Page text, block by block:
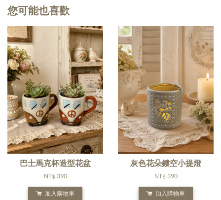
您可能也喜歡
巴士馬克杯造型花盆
NT$ 390
加入購物車
灰色花朵鏤空小提燈
NT$ 390
加入購物車